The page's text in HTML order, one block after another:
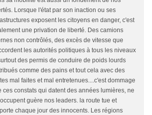
Lorsque l'état par son inaction ou ses
exposent les citoyens en danger, c'est
une privation de liberté. Des camions
non contrôlés, des excès de vitesse que
les autorités politiques à tous les niveaux
des permis de conduire de poids lourds
comme des pains et tout cela avec des
mal faites et mal entretenues....c'est dommage
ces constats qui datent des années lumières, ne
guère nos leaders. la route tue et
chaque jour des innocents. Les régions